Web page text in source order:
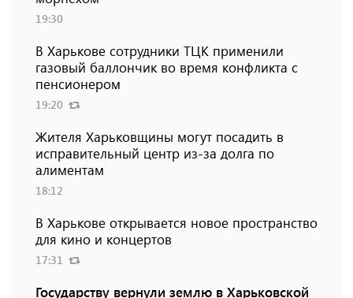
19:30
В Харькове сотрудники ТЦК применили
газовый баллончик во время конфликта с
пенсионером
19:20
Жителя Харьковщины могут посадить в
исправительный центр из-за долга по
алиментам
18:12
В Харькове открывается новое пространство
для кино и концертов
17:31
Государству вернули землю в Харьковской